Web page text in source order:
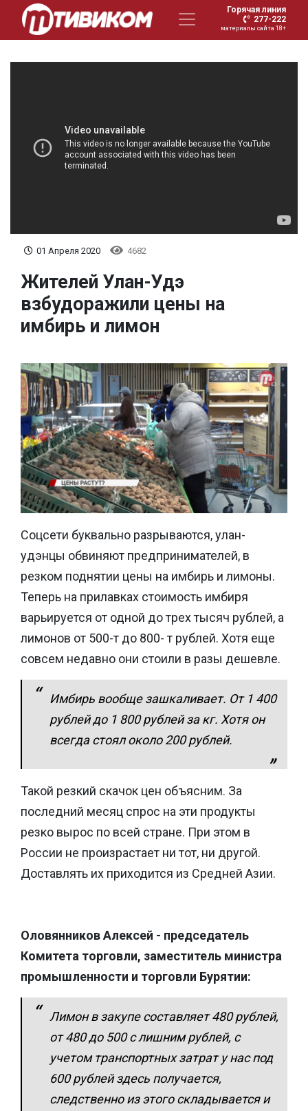
Горячая линия
277-222
материалы сайта 18+
01 Апреля 2020 4682
Жителей Улан-Удэ
взбудоражили цены на
имбирь и лимон
Соцсети буквально разрываются, улан-
удэнцы обвиняют предпринимателей, в
резком поднятии цены на имбирь и лимоны.
Теперь на прилавках стоимость имбиря
варьируется от одной до трех тысяч рублей, а
лимонов от 500-т до 800- т рублей. Хотя еще
совсем недавно они стоили в разы дешевле.
Имбирь вообще зашкаливает. От 1 400
рублей до 1 800 рублей за кг. Хотя он
всегда стоял около 200 рублей.
Такой резкий скачок цен объясним. За
последний месяц спрос на эти продукты
резко вырос по всей стране. При этом в
России не произрастает ни тот, ни другой.
Доставлять их приходится из Средней Азии.
Оловянников Алексей - председатель
Комитета торговли, заместитель министра
промышленности и торговли Бурятии:
Лимон в закупе составляет 480 рублей,
от 480 до 500 с лишним рублей, с
учетом транспортных затрат у нас под
600 рублей здесь получается,
следственно из этого складывается и